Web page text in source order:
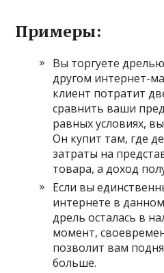
Примеры:
Вы торгуете
другом интернет-
клиент потратит
сравнить ваши
равных условиях,
Он купит там, где
затраты на
товара, а доход
Если вы
интернете в
дрель осталась в
момент,
позволит вам
больше.